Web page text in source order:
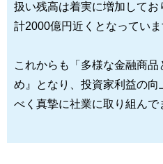
扱い残高は着実に増加して
計2000億円近くとなっていま
これからも「多様な金融商
め』となり、投資家利益の
べく真摯に社業に取り組んで